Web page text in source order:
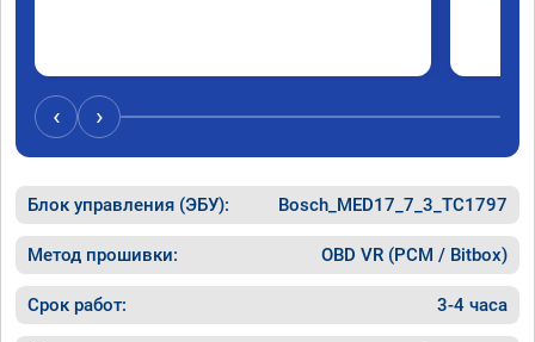
‹ ›
Блок управления (ЭБУ): Bosch_MED17_7_3_TC1797
Метод прошивки: OBD VR (PCM / Bitbox)
Срок работ: 3-4 часа